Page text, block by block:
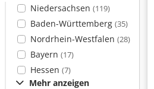
Niedersachsen (119)
Baden-Württemberg (35)
Nordrhein-Westfalen (28)
Bayern (17)
Hessen (7)
Mehr anzeigen